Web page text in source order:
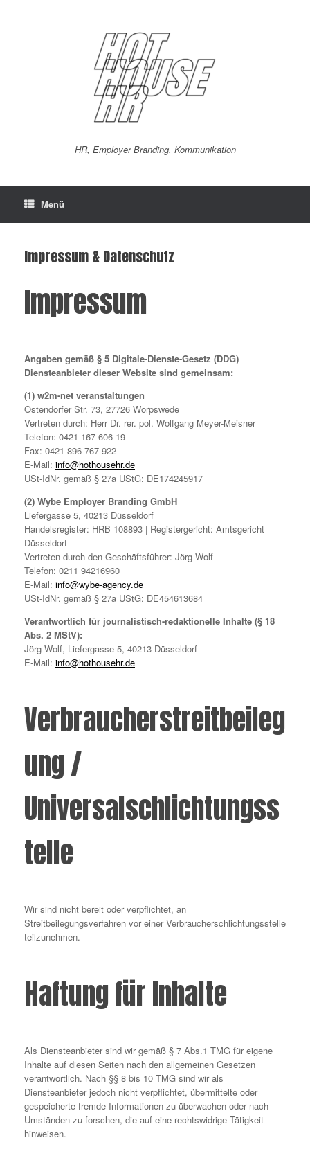
HR, Employer Branding, Kommunikation
Menü
Impressum & Datenschutz
Impressum
Angaben gemäß § 5 Digitale-Dienste-Gesetz (DDG)
Diensteanbieter dieser Website sind gemeinsam:
(1) w2m-net veranstaltungen
Ostendorfer Str. 73, 27726 Worpswede
Vertreten durch: Herr Dr. rer. pol. Wolfgang Meyer-Meisner
Telefon: 0421 167 606 19
Fax: 0421 896 767 922
E-Mail: info@hothousehr.de
USt-IdNr. gemäß § 27a UStG: DE174245917
(2) Wybe Employer Branding GmbH
Liefergasse 5, 40213 Düsseldorf
Handelsregister: HRB 108893 | Registergericht: Amtsgericht
Düsseldorf
Vertreten durch den Geschäftsführer: Jörg Wolf
Telefon: 0211 94216960
E-Mail: info@wybe-agency.de
USt-IdNr. gemäß § 27a UStG: DE454613684
Verantwortlich für journalistisch-redaktionelle Inhalte (§ 18
Abs. 2 MStV):
Jörg Wolf, Liefergasse 5, 40213 Düsseldorf
E-Mail: info@hothousehr.de
Verbraucherstreitbeileg
ung /
Universalschlichtungss
telle
Wir sind nicht bereit oder verpflichtet, an
Streitbeilegungsverfahren vor einer Verbraucherschlichtungsstelle
teilzunehmen.
Haftung für Inhalte
Als Diensteanbieter sind wir gemäß § 7 Abs.1 TMG für eigene
Inhalte auf diesen Seiten nach den allgemeinen Gesetzen
verantwortlich. Nach §§ 8 bis 10 TMG sind wir als
Diensteanbieter jedoch nicht verpflichtet, übermittelte oder
gespeicherte fremde Informationen zu überwachen oder nach
Umständen zu forschen, die auf eine rechtswidrige Tätigkeit
hinweisen.